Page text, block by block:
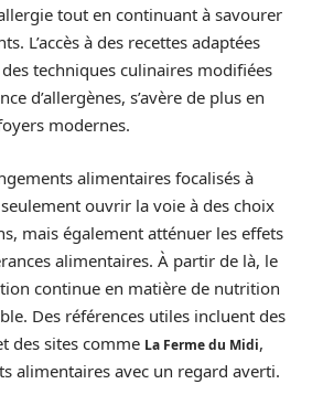
tout en continuant à savourer
L’accès à des recettes adaptées
techniques culinaires modifiées
d’allergènes, s’avère de plus en
modernes.
alimentaires focalisés à
ouvrir la voie à des choix
mais également atténuer les effets
alimentaires. À partir de là, le
continue en matière de nutrition
Des références utiles incluent des
des sites comme La Ferme du Midi,
alimentaires avec un regard averti.